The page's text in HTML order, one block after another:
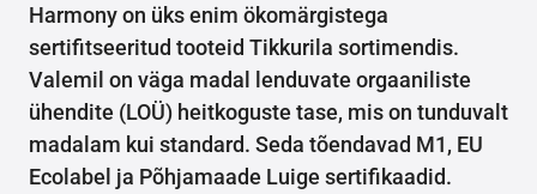
Harmony on üks enim ökomärgistega
sertifitseeritud tooteid Tikkurila sortimendis.
Valemil on väga madal lenduvate orgaaniliste
ühendite (LOÜ) heitkoguste tase, mis on tunduvalt
madalam kui standard. Seda tõendavad M1, EU
Ecolabel ja Põhjamaade Luige sertifikaadid.